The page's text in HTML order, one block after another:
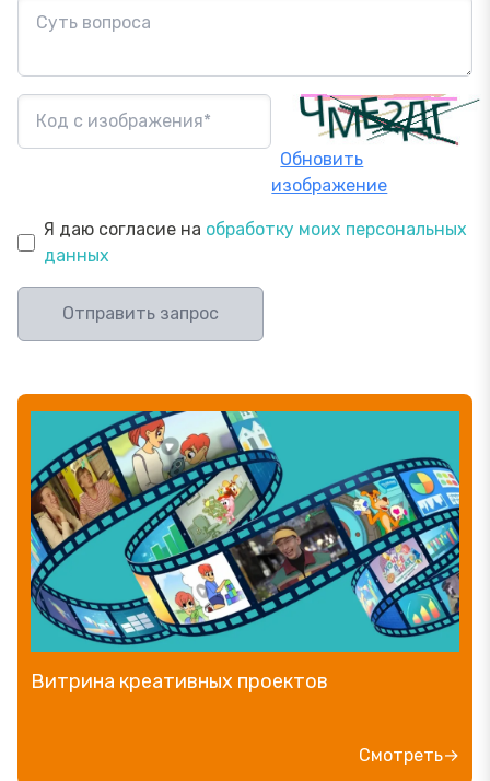
Обновить
изображение
Я даю согласие на обработку моих персональных
данных
Отправить запрос
Витрина креативных проектов
Смотреть→